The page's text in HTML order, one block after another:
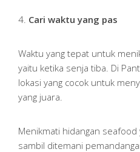
4. Cari waktu yang pas
Waktu yang tepat untuk
yaitu ketika senja tiba. Di
lokasi yang cocok untuk
yang juara.
Menikmati hidangan seafood
sambil ditemani